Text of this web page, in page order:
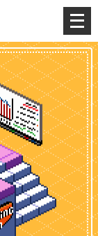
メ
ニ
ュ
ー
を
開
く